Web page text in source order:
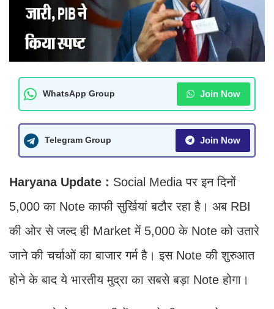
WhatsApp Group Join Now
Telegram Group Join Now
Haryana Update : Social Media पर इन दिनों
5,000 का Note काफी सुर्खियां बटौर रहा है। अब RBI
की ओर से जल्द ही Market में 5,000 के Note को उतारे
जाने की चर्चाओं का बाजार गर्म है। इस Note की शुरुआत
होने के बाद ये भारतीय मुद्रा का सबसे बड़ा Note होगा।